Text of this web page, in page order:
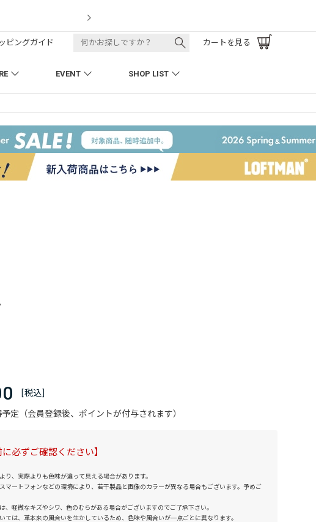
EVENT SHOP LIST
ピングガイド カートを見る
定（会員登録後、ポイントが付与されます）
に必ずご確認ください】
り、実際よりも色味が違って見える場合があります。
マートフォンなどの環境により、若干製品と画像のカラーが異なる場合もございます。予めご
、軽微なキズやシワ、色のむらがある場合がございますのでご了承下さい。
ては、革本来の風合いを生かしているため、色味や風合いが一点ごとに異なります。